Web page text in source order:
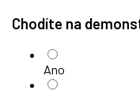
Chodíte na
Ano